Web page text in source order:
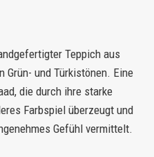
Teppich aus
Grün- und Türkistönen. Eine
die durch ihre starke
Farbspiel überzeugt und
Gefühl vermittelt.